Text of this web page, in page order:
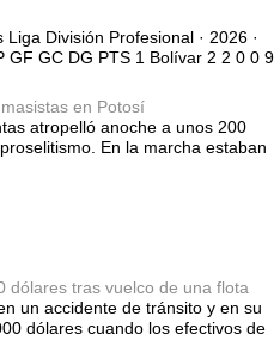
División Profesional · 2026 ·
GF GC DG PTS 1 Bolívar 2 2 0 0 9
en Potosí
atropelló anoche a unos 200
En la marcha estaban
dólares tras vuelco de una flota
un accidente de tránsito y en su
dólares cuando los efectivos de